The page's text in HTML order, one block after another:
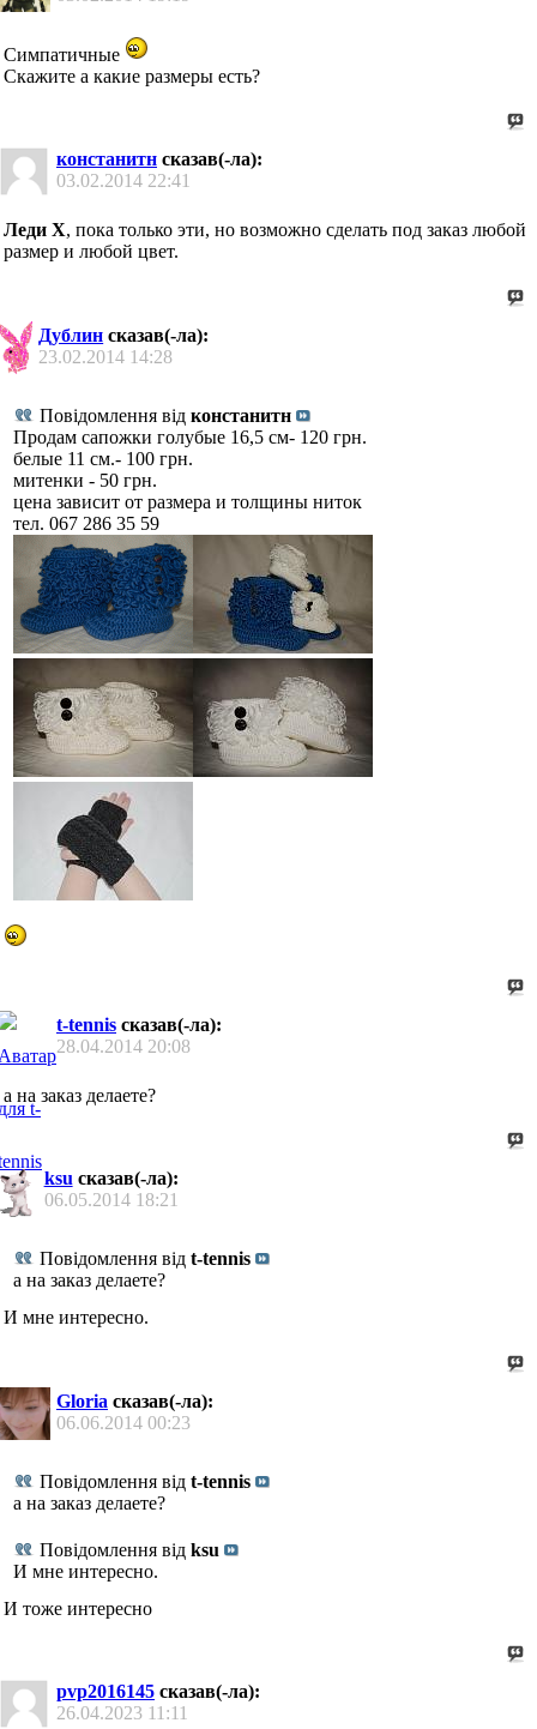
Симпатичные
Скажите а какие размеры есть?
констанитн сказав(-ла):
03.02.2014 22:41
Леди Х, пока только эти, но возможно сделать под заказ любой
размер и любой цвет.
Дублин сказав(-ла):
23.02.2014 14:28
Повідомлення від констанитн
Продам сапожки голубые 16,5 см- 120 грн.
белые 11 см.- 100 грн.
митенки - 50 грн.
цена зависит от размера и толщины ниток
тел. 067 286 35 59
t-tennis сказав(-ла):
28.04.2014 20:08
а на заказ делаете?
ksu сказав(-ла):
06.05.2014 18:21
Повідомлення від t-tennis
а на заказ делаете?
И мне интересно.
Gloria сказав(-ла):
06.06.2014 00:23
Повідомлення від t-tennis
а на заказ делаете?
Повідомлення від ksu
И мне интересно.
И тоже интересно
pvp2016145 сказав(-ла):
26.04.2023 11:11